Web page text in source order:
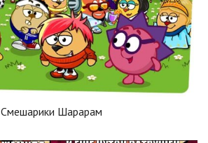
Смешарики Шарарам